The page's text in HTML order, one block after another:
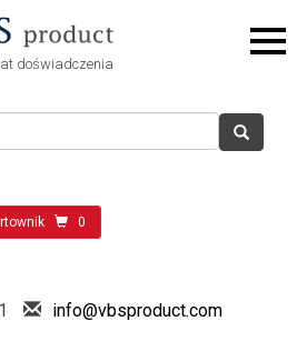
doświadczenia
0
info@vbsproduct.com